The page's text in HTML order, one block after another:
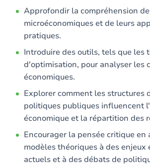
Approfondir la compréhension
microéconomiques et de leurs
pratiques.
Introduire des outils, tels que les
d'optimisation, pour analyser les
économiques.
Explorer comment les structures
politiques publiques influencent
économique et la répartition des
Encourager la pensée critique
modèles théoriques à des enjeux
actuels et à des débats de